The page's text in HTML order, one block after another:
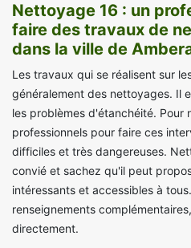
Nettoyage 16 : un
faire des travaux de
dans la ville de
Les travaux qui se réalisent sur
généralement des nettoyages. Il
les problèmes d'étanchéité. Pour
professionnels pour faire ces
difficiles et très dangereuses.
convié et sachez qu'il peut
intéressants et accessibles à
renseignements
directement.